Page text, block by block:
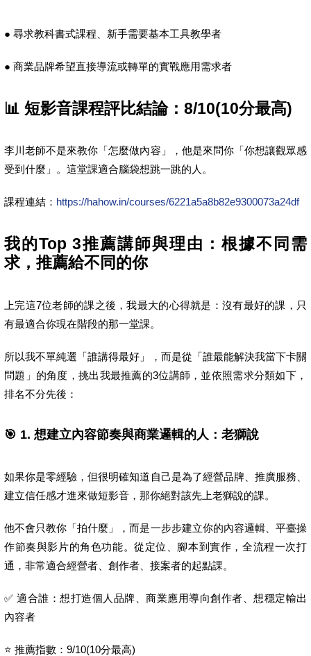
● 尋求教科書式課程、新手需要基本工具教學者
● 商業品牌希望直接導流或轉單的實戰應用需求者
📊 短影音課程評比結論：8/10(10分最高)
李川老師不是來教你「怎麼做內容」，他是來問你「你想讓觀眾感
受到什麼」。這堂課適合腦袋想跳一跳的人。
課程連結： https://hahow.in/courses/6221a5a8b82e9300073a24df
我的Top 3推薦講師與理由：根據不同需
求，推薦給不同的你
上完這7位老師的課之後，我最大的心得就是：沒有最好的課，只
有最適合你現在階段的那一堂課。
所以我不單純選「誰講得最好」，而是從「誰最能解決我當下卡關
問題」的角度，挑出我最推薦的3位講師，並依照需求分類如下，
排名不分先後：
🎯 1. 想建立內容節奏與商業邏輯的人：老獅說
如果你是零經驗，但很明確知道自己是為了經營品牌、推廣服務、
建立信任感才進來做短影音，那你絕對該先上老獅說的課。
他不會只教你「拍什麼」，而是一步步建立你的內容邏輯、平臺操
作節奏與影片的角色功能。從定位、腳本到實作，全流程一次打
通，非常適合經營者、創作者、接案者的起點課。
✅ 適合誰：想打造個人品牌、商業應用導向創作者、想穩定輸出
內容者
⭐ 推薦指數：9/10(10分最高)